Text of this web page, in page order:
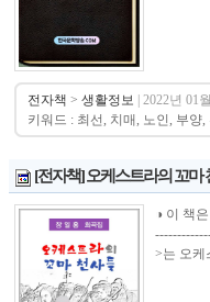
전자책 > 생활정보 | 2022년 01
키워드 : 최선, 치매, 노인, 부양,
[전자책] 오케스트라의 꼬마
◑ 이 책
>는 오케